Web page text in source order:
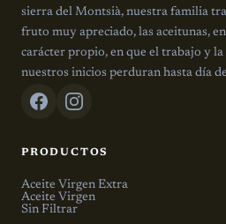
sierra del Montsià, nuestra familia
fruto muy apreciado, las aceitunas,
carácter propio, en que el trabajo y la
nuestros inicios perduran hasta día
PRODUCTOS
Aceite Virgen Extra
Aceite Virgen
Sin Filtrar